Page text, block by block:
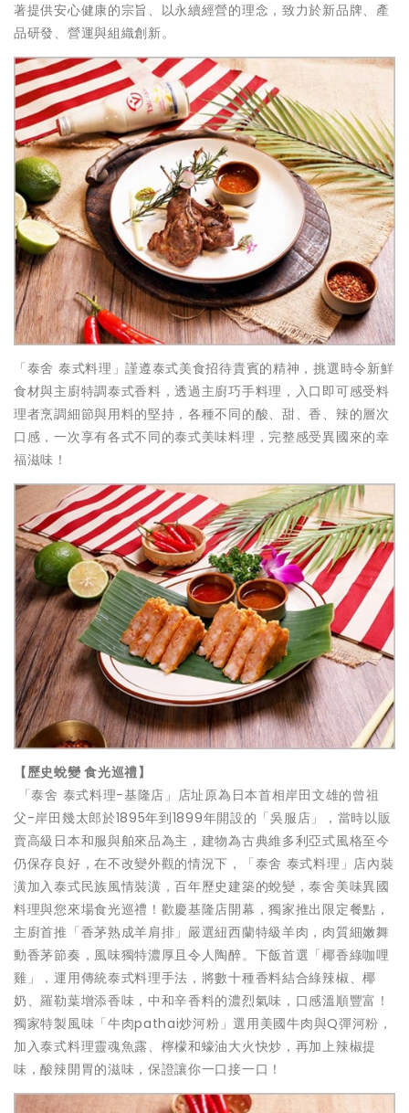
著提供安心健康的宗旨、以永續經營的理念，致力於新品牌、產
品研發、營運與組織創新。
「泰舍 泰式料理」謹遵泰式美食招待貴賓的精神，挑選時令新鮮
食材與主廚特調泰式香料，透過主廚巧手料理，入口即可感受料
理者烹調細節與用料的堅持，各種不同的酸、甜、香、辣的層次
口感，一次享有各式不同的泰式美味料理，完整感受異國來的幸
福滋味！
【歷史蛻變 食光巡禮】
「泰舍 泰式料理-基隆店」店址原為日本首相岸田文雄的曾祖
父-岸田幾太郎於1895年到1899年開設的「吳服店」，當時以販
賣高級日本和服與舶來品為主，建物為古典維多利亞式風格至今
仍保存良好，在不改變外觀的情況下，「泰舍 泰式料理」店內裝
潢加入泰式民族風情裝潢，百年歷史建築的蛻變，泰舍美味異國
料理與您來場食光巡禮！歡慶基隆店開幕，獨家推出限定餐點，
主廚首推「香茅熟成羊肩排」嚴選紐西蘭特級羊肉，肉質細嫩舞
動香茅節奏，風味獨特濃厚且令人陶醉。下飯首選「椰香綠咖哩
雞」，運用傳統泰式料理手法，將數十種香料結合綠辣椒、椰
奶、羅勒葉增添香味，中和辛香料的濃烈氣味，口感溫順豐富！
獨家特製風味「牛肉pathai炒河粉」選用美國牛肉與Q彈河粉，
加入泰式料理靈魂魚露、檸檬和蠔油大火快炒，再加上辣椒提
味，酸辣開胃的滋味，保證讓你一口接一口！